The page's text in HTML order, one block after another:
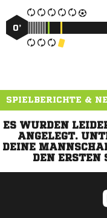
0’
SPIELBERICHTE &
ES WURDEN
ANGELEGT.
DEINE
DEN ERSTEN